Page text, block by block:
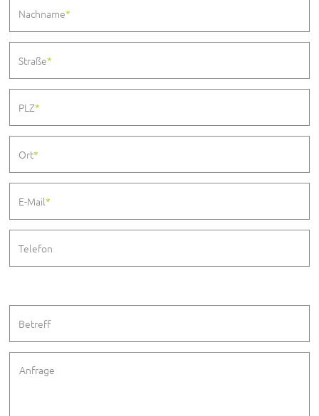
Nachname*
Straße*
PLZ*
Ort*
E-Mail*
Telefon
Betreff
Anfrage